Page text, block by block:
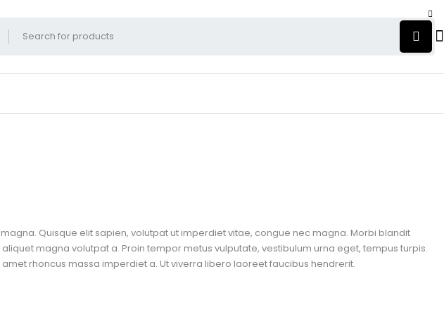
Quisque elit sapien, volutpat ut imperdiet vitae, congue nec magna. Morbi blandit
magna volutpat a. Proin tempor metus vulputate, vestibulum urna eget, tempus turpis.
rhoncus massa imperdiet a. Ut viverra libero laoreet faucibus hendrerit.